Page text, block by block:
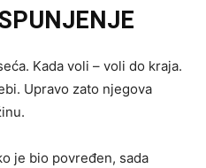
Kada voli – voli do kraja.
Upravo zato njegova
je bio povređen, sada